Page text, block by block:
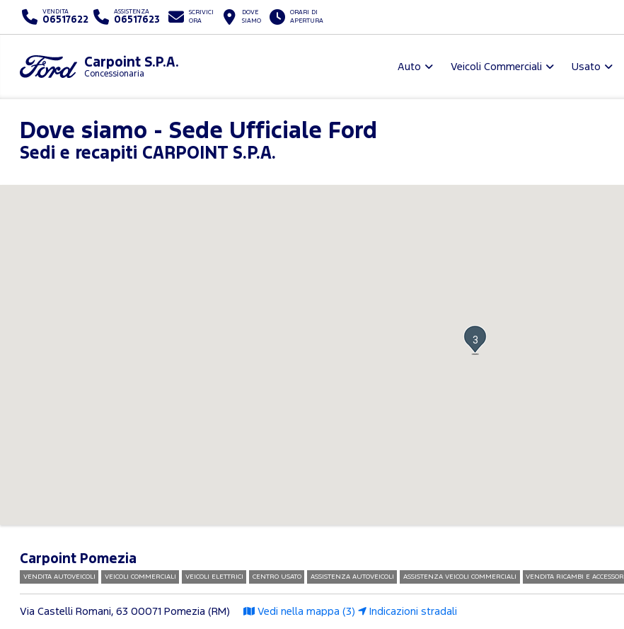
VENDITA
06517622
ASSISTENZA
06517623
SCRIVICI
ORA
DOVE
SIAMO
ORARI DI
APERTURA
Carpoint S.P.A.
Concessionaria
Auto Veicoli Commerciali Usato
Dove siamo - Sede Ufficiale Ford
Sedi e recapiti CARPOINT S.P.A.
3
Carpoint Pomezia
VENDITA AUTOVEICOLI VEICOLI COMMERCIALI VEICOLI ELETTRICI CENTRO USATO ASSISTENZA AUTOVEICOLI ASSISTENZA VEICOLI COMMERCIALI VENDITA RICAMBI E ACCESSORI
Via Castelli Romani, 63 00071 Pomezia (RM) Vedi nella mappa (3) Indicazioni stradali